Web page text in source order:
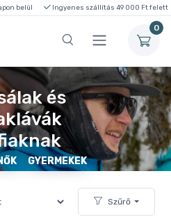
belül Ingyenes szállítás 49 000 Ft felett
0
és
GYERMEKEK
Szűrő